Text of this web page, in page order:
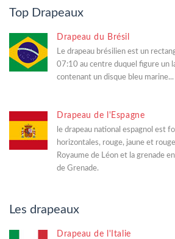
Top Drapeaux
Drapeau du Brésil
Le drapeau brésilien est un
07:10 au centre duquel figure un
contenant un disque bleu marine...
Drapeau de l'Espagne
le drapeau national espagnol est
horizontales, rouge, jaune et
Royaume de Léon et la grenade
de Grenade.
Les drapeaux
Drapeau de l'Italie